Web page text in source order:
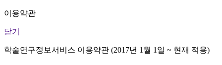
이용약관
닫기
학술연구정보서비스 이용약관 (2017년 1월 1일 ~ 현재 적용)